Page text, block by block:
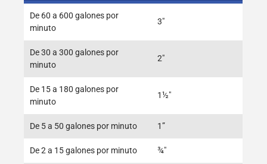
De 60 a 600 galones por
minuto
3″
De 30 a 300 galones por
minuto
2″
De 15 a 180 galones por
minuto
1½"
De 5 a 50 galones por minuto 1”
De 2 a 15 galones por minuto ¾"